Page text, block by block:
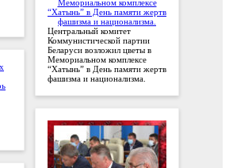
Центральный комитет
Коммунистической партии
Беларуси возложил цветы в
Мемориальном комплексе
“Хатынь” в День памяти жертв
фашизма и национализма.